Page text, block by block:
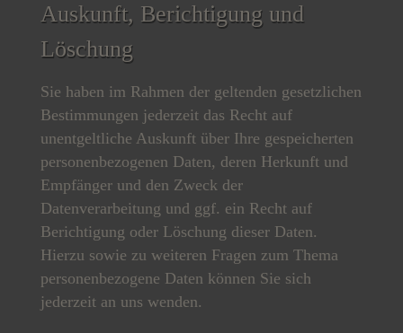
Auskunft, Berichtigung und
Löschung
Sie haben im Rahmen der geltenden gesetzlichen
Bestimmungen jederzeit das Recht auf
unentgeltliche Auskunft über Ihre gespeicherten
personenbezogenen Daten, deren Herkunft und
Empfänger und den Zweck der
Datenverarbeitung und ggf. ein Recht auf
Berichtigung oder Löschung dieser Daten.
Hierzu sowie zu weiteren Fragen zum Thema
personenbezogene Daten können Sie sich
jederzeit an uns wenden.